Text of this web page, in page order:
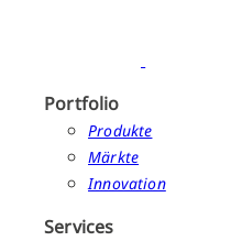
Portfolio
Produkte
Märkte
Innovation
Services